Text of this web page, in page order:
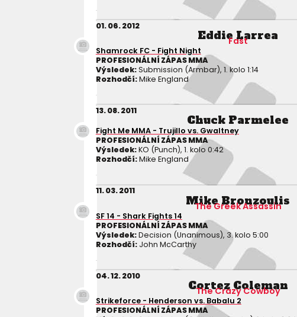
01. 06. 2012
Eddie Larrea
Fast
Shamrock FC - Fight Night
PROFESIONÁLNÍ ZÁPAS MMA
Výsledek:Submission (Armbar), 1. kolo 1:14
Rozhodčí:Mike England
13. 08. 2011
Chuck Parmelee
Fight Me MMA - Trujillo vs. Gwaltney
PROFESIONÁLNÍ ZÁPAS MMA
Výsledek:KO (Punch), 1. kolo 0:42
Rozhodčí:Mike England
11. 03. 2011
Mike Bronzoulis
The Greek Assassin
SF 14 - Shark Fights 14
PROFESIONÁLNÍ ZÁPAS MMA
Výsledek:Decision (Unanimous), 3. kolo 5:00
Rozhodčí:John McCarthy
04. 12. 2010
Cortez Coleman
The Crazy Cowboy
Strikeforce - Henderson vs. Babalu 2
PROFESIONÁLNÍ ZÁPAS MMA